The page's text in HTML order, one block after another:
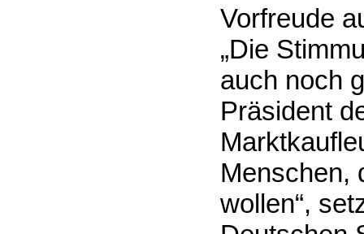
Vorfreude
„Die
auch noch
Präsident
Menschen,
wollen“,